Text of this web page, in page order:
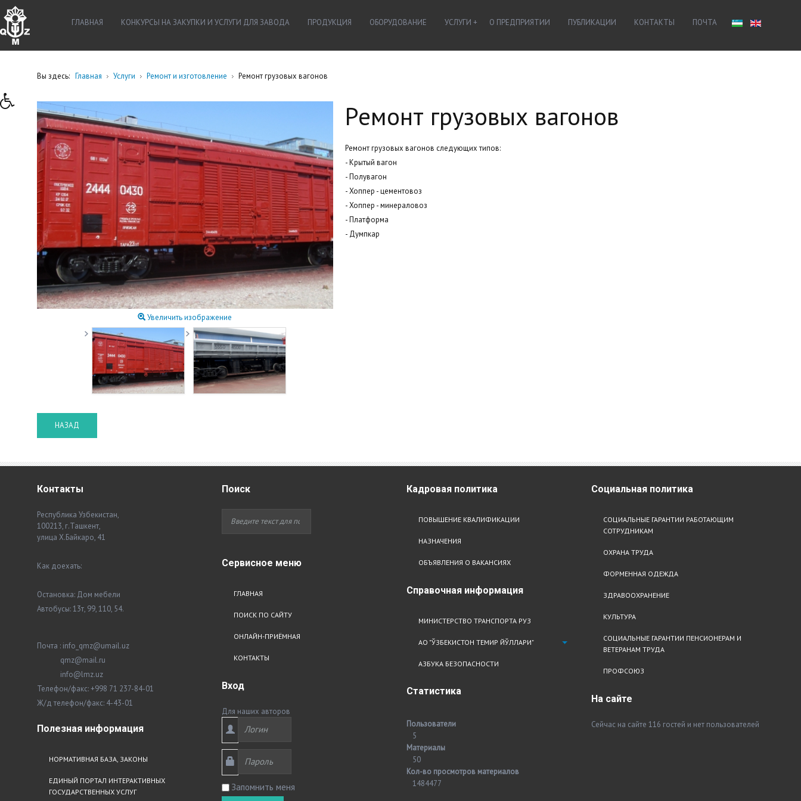
ГЛАВНАЯ КОНКУРСЫ НА ЗАКУПКИ И УСЛУГИ ДЛЯ ЗАВОДА ПРОДУКЦИЯ ОБОРУДОВАНИЕ УСЛУГИ О ПРЕДПРИЯТИИ ПУБЛИКАЦИИ КОНТАКТЫ ПОЧТА
Вы здесь: Главная Услуги Ремонт и изготовление Ремонт грузовых вагонов
Увеличить изображение
Ремонт грузовых вагонов
Ремонт грузовых вагонов следующих типов:
- Крытый вагон
- Полувагон
- Хоппер - цементовоз
- Хоппер - минераловоз
- Платформа
- Думпкар
Контакты
Республика Узбекистан,
100213, г.Ташкент,
улица Х.Байкаро, 41
Как доехать:
Остановка: Дом мебели
Автобусы: 13т, 99, 110, 54.
Почта : info_qmz@umail.uz
qmz@mail.ru
info@lmz.uz
Телефон/факс: +998 71 237-84-01
Ж/д телефон/факс: 4-43-01
Полезная информация
НОРМАТИВНАЯ БАЗА, ЗАКОНЫ
ЕДИНЫЙ ПОРТАЛ ИНТЕРАКТИВНЫХ
ГОСУДАРСТВЕННЫХ УСЛУГ
Поиск
Сервисное меню
ГЛАВНАЯ
ПОИСК ПО САЙТУ
ОНЛАЙН-ПРИЁМНАЯ
КОНТАКТЫ
Вход
Для наших авторов
Запомнить меня
Кадровая политика
ПОВЫШЕНИЕ КВАЛИФИКАЦИИ
НАЗНАЧЕНИЯ
ОБЪЯВЛЕНИЯ О ВАКАНСИЯХ
Справочная информация
МИНИСТЕРСТВО ТРАНСПОРТА РУЗ
АО "ЎЗБЕКИСТОН ТЕМИР ЙЎЛЛАРИ"
АЗБУКА БЕЗОПАСНОСТИ
Статистика
Пользователи
5
Материалы
50
Кол-во просмотров материалов
1484477
Социальная политика
СОЦИАЛЬНЫЕ ГАРАНТИИ РАБОТАЮЩИМ
СОТРУДНИКАМ
ОХРАНА ТРУДА
ФОРМЕННАЯ ОДЕЖДА
ЗДРАВООХРАНЕНИЕ
КУЛЬТУРА
СОЦИАЛЬНЫЕ ГАРАНТИИ ПЕНСИОНЕРАМ И
ВЕТЕРАНАМ ТРУДА
ПРОФСОЮЗ
На сайте
Сейчас на сайте 116 гостей и нет пользователей